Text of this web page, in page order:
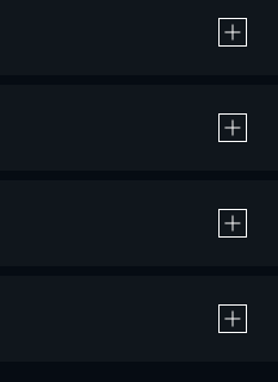
ド決済による作品の購入 / レンタルです。